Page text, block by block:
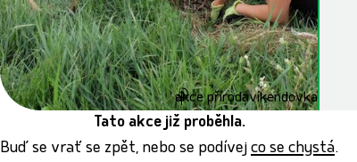
akce přírodavíkendovka
Tato akce již proběhla.
Buď se vrať se zpět, nebo se podívejco se chystá.